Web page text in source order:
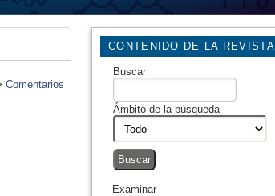
CONTENIDO DE LA REVISTA
Buscar
Ámbito de la búsqueda
Examinar
Comentarios